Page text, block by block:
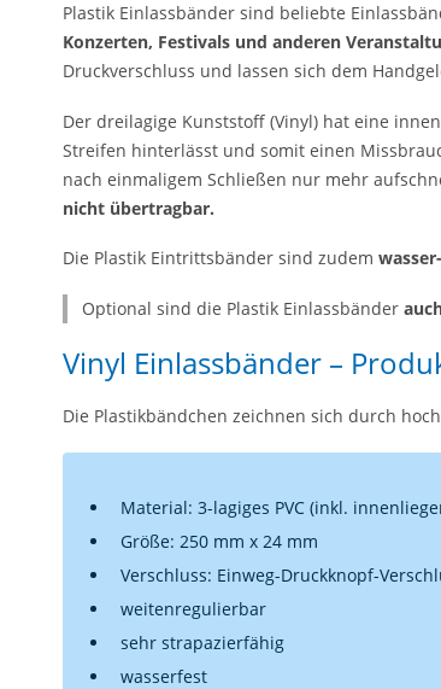
Plastik Einlassbänder sind beliebte
Konzerten, Festivals und anderen
Druckverschluss und lassen sich dem
Der dreilagige Kunststoff (Vinyl) hat eine
Streifen hinterlässt und somit einen
nach einmaligem Schließen nur mehr
nicht übertragbar.
Die Plastik Eintrittsbänder sind zudem
Optional sind die Plastik Einlassbänder
Vinyl Einlassbänder –
Die Plastikbändchen zeichnen sich durch
Material: 3-lagiges PVC (inkl.
Größe: 250 mm x 24 mm
Verschluss: Einweg-Druckknopf-
weitenregulierbar
sehr strapazierfähig
wasserfest